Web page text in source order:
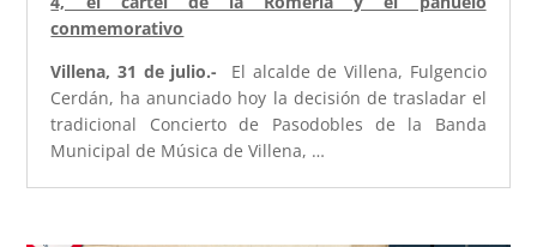
conmemorativo
Villena, 31 de julio.-
El alcalde de Villena, Fulgencio
Cerdán, ha anunciado hoy la decisión de trasladar el
tradicional Concierto de Pasodobles de la Banda
Municipal de Música de Villena, …